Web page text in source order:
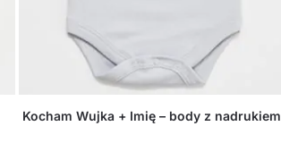
Kocham Wujka + Imię – body z nadrukiem